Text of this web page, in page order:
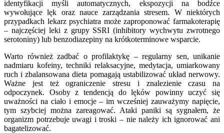
identyfikacji myśli automatycznych, ekspozycji na bodźce
wywołujące lęk oraz nauce zarządzania stresem. W niektórych
przypadkach lekarz psychiatra może zaproponować farmakoterapię
– najczęściej leki z grupy SSRI (inhibitory wychwytu zwrotnego
serotoniny) lub benzodiazepiny na krótkoterminowe wsparcie.
Warto również zadbać o profilaktykę – regularny sen, unikanie
nadmiaru kofeiny, techniki relaksacyjne, medytacja, umiarkowany
ruch i zbalansowana dieta pomagają ustabilizować układ nerwowy.
Ważne jest też ograniczenie stresu i znalezienie czasu na
odpoczynek. Osoby z tendencją do lęków powinny uczyć się
uważności na ciało i emocje – im wcześniej zauważymy napięcie,
tym szybciej można zareagować. Ataki paniki są sygnałem, że
organizm potrzebuje uwagi i troski – nie należy ich ignorować ani
bagatelizować.